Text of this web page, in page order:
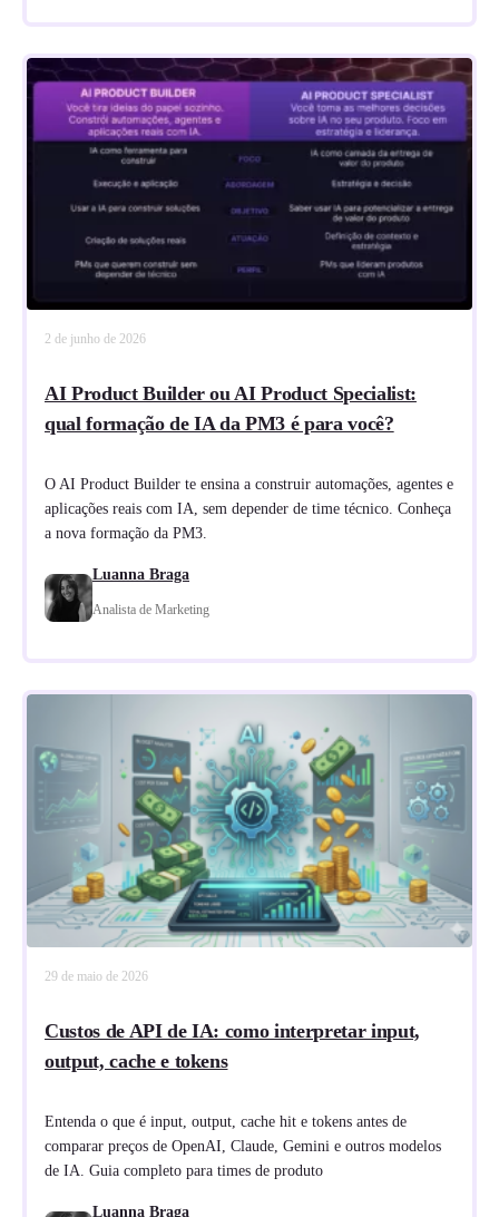
2 de junho de 2026
AI Product Builder ou AI Product Specialist:
qual formação de IA da PM3 é para você?
O AI Product Builder te ensina a construir automações, agentes e
aplicações reais com IA, sem depender de time técnico. Conheça
a nova formação da PM3.
Luanna Braga
Analista de Marketing
29 de maio de 2026
Custos de API de IA: como interpretar input,
output, cache e tokens
Entenda o que é input, output, cache hit e tokens antes de
comparar preços de OpenAI, Claude, Gemini e outros modelos
de IA. Guia completo para times de produto
Luanna Braga